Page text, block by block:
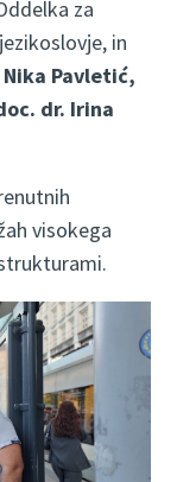
za
in
Pavletić,
dr. Irina
visokega